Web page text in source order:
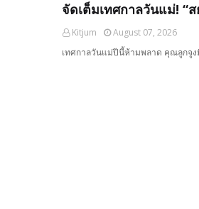
จัดเต็มเทศกาลวันแม่! “
Kitjum
August 07, 2026
เทศกาลวันแม่ปีนี้ห้ามพลาด คุณลูกจู